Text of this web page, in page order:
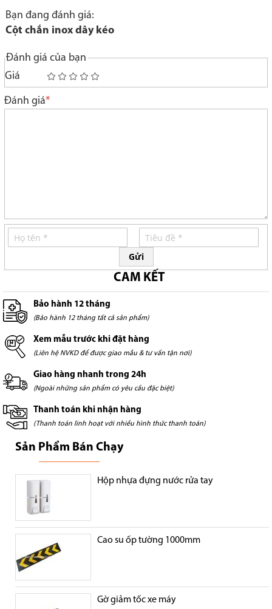
Bạn đang đánh giá:
Cột chắn inox dây kéo
Đánh giá của bạn
Giá
1
star
2
stars
3
stars
4
stars
5
stars
Đánh giá
Gửi
CAM KẾT
Bảo hành 12 tháng
(Bảo hành 12 tháng tất cả sản phẩm)
Xem mẫu trước khi đặt hàng
(Liên hệ NVKD để được giao mẫu & tư vấn tận nơi)
Giao hàng nhanh trong 24h
(Ngoài những sản phẩm có yêu cầu đặc biệt)
Thanh toán khi nhận hàng
(Thanh toán linh hoạt với nhiều hình thức thanh toán)
Sản Phẩm Bán Chạy
Hộp nhựa đựng nước rửa tay
Cao su ốp tường 1000mm
Gờ giảm tốc xe máy